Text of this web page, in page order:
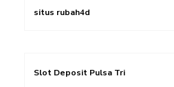
situs rubah4d
Slot Deposit Pulsa Tri